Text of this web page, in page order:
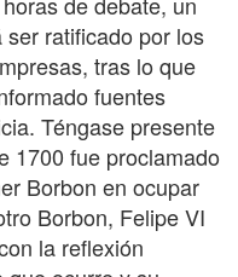
ratificado por los
tras lo que
fuentes
Téngase presente
1700 fue proclamado
Borbon en ocupar
Borbon, Felipe VI
la reflexión